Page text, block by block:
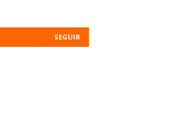
SEGUIR